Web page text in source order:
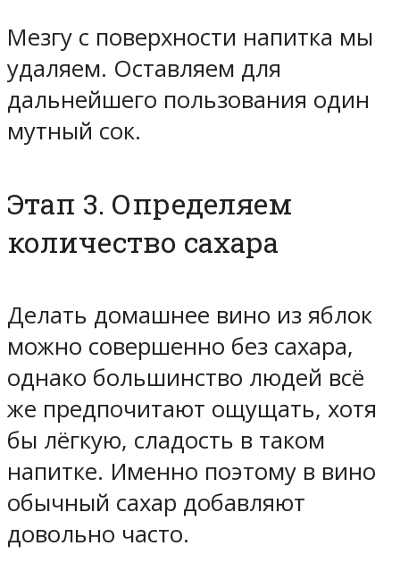
Мезгу с поверхности напитка мы
удаляем. Оставляем для
дальнейшего пользования один
мутный сок.
Этап 3. Определяем
количество сахара
Делать домашнее вино из яблок
можно совершенно без сахара,
однако большинство людей всё
же предпочитают ощущать, хотя
бы лёгкую, сладость в таком
напитке. Именно поэтому в вино
обычный сахар добавляют
довольно часто.